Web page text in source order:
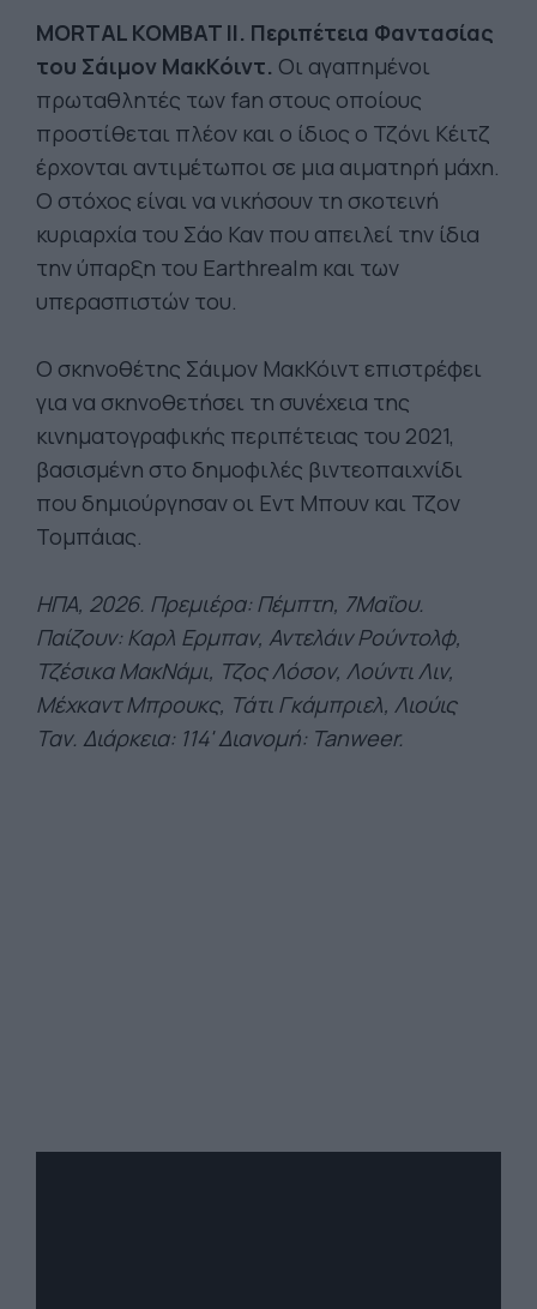
MORTAL KOMBAT II. Περιπέτεια Φαντασίας
του Σάιμον ΜακΚόιντ. Οι αγαπημένοι
πρωταθλητές των fan στους οποίους
προστίθεται πλέον και ο ίδιος ο Τζόνι Κέιτζ
έρχονται αντιμέτωποι σε μια αιματηρή μάχη.
Ο στόχος είναι να νικήσουν τη σκοτεινή
κυριαρχία του Σάο Καν που απειλεί την ίδια
την ύπαρξη του Earthrealm και των
υπερασπιστών του.
Ο σκηνοθέτης Σάιμον ΜακΚόιντ επιστρέφει
για να σκηνοθετήσει τη συνέχεια της
κινηματογραφικής περιπέτειας του 2021,
βασισμένη στο δημοφιλές βιντεοπαιχνίδι
που δημιούργησαν οι Εντ Μπουν και Τζον
Τομπάιας.
ΗΠΑ, 2026. Πρεμιέρα: Πέμπτη, 7Μαΐου.
Παίζουν: Καρλ Ερμπαν, Αντελάιν Ρούντολφ,
Τζέσικα ΜακΝάμι, Τζος Λόσον, Λούντι Λιν,
Μέχκαντ Μπρουκς, Τάτι Γκάμπριελ, Λιούις
Ταν. Διάρκεια: 114' Διανομή: Tanweer.